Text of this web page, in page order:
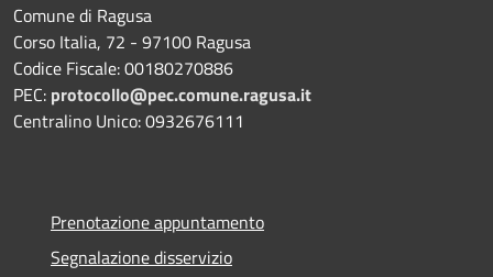
Comune di Ragusa
Corso Italia, 72 - 97100 Ragusa
Codice Fiscale: 00180270886
PEC: protocollo@pec.comune.ragusa.it
Centralino Unico: 0932676111
Prenotazione appuntamento
Segnalazione disservizio